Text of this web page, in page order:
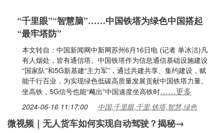
“千里眼”“智慧脑”……中国铁塔为绿色中国搭起
“最牢塔防”
本文转自：中国新闻网中新网苏州6月16日电 (记者 单冰洁)凡
有人烟处，皆有通信塔。中国铁塔作为信息通信基础设施建设
“国家队”和5G新基建“主力军”，通过共建共享、集约建设，赋
能千行百业，为实现绿色低碳高质量发展贡献中国铁塔力量。
坐高铁，5G信号也能“飚出”中国速度坐高铁时……更多
2024-06-16 11:17:00 中国,千里眼,千里,铁塔,智慧,绿色
微视频｜无人货车如何实现自动驾驶？揭秘→